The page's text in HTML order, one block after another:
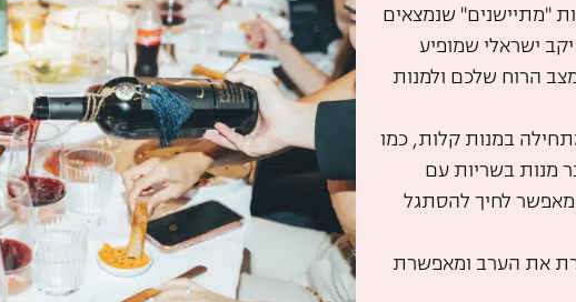
"מתיישנים" שנמצאים
ישראלי שמופיע
הרוח שלכם ולמנות
במנות קלות, כמו
מנות בשריות עם
מאפשר לחיך להסתגל
את הערב ומאפשרת